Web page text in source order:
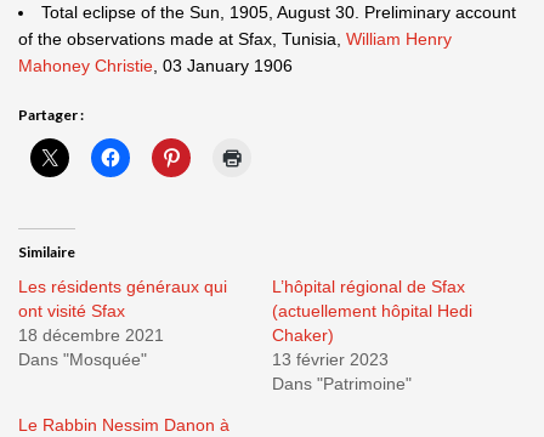
Total eclipse of the Sun, 1905, August 30. Preliminary account
of the observations made at Sfax, Tunisia, William Henry
Mahoney Christie , 03 January 1906
Partager :
Similaire
Les résidents généraux qui
ont visité Sfax
18 décembre 2021
Dans "Mosquée"
L’hôpital régional de Sfax
(actuellement hôpital Hedi
Chaker)
13 février 2023
Dans "Patrimoine"
Le Rabbin Nessim Danon à